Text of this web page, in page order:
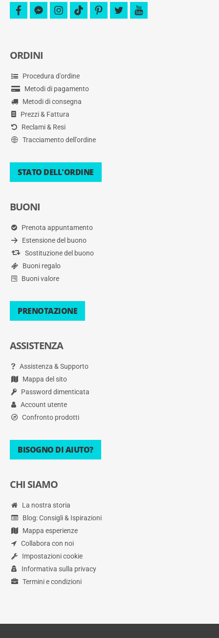
facebookfacebook-
messenger
instagram
tiktokpinterest
twitteryoutube
ORDINI
Procedura d'ordine
Metodi di pagamento
Metodi di consegna
Prezzi & Fattura
Reclami & Resi
Tracciamento dell'ordine
STATO DELL'ORDINE
BUONI
Prenota appuntamento
Estensione del buono
Sostituzione del buono
Buoni regalo
Buoni valore
PRENOTAZIONE
ASSISTENZA
Assistenza & Supporto
Mappa del sito
Password dimenticata
Account utente
Confronto prodotti
BISOGNO DI AIUTO?
CHI SIAMO
La nostra storia
Blog: Consigli & Ispirazioni
Mappa esperienze
Collabora con noi
Impostazioni cookie
Informativa sulla privacy
Termini e condizioni